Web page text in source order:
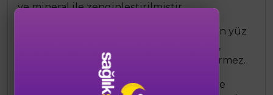
ve mineral ile zenginleştirilmiştir.
Vitaminleri hormon içermediği için yüz
ve vücut tüylerinizi etkilemez. Yer fıstığı,
yumurta, süt, soya, buğday ve glüten içermez.
En az 3 ay alınması tavsiye